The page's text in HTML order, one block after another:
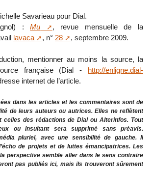
Savarieau pour Dial.
:Mu
, revue mensuelle de la
lavaca , n° 28 , septembre 2009.
mentionner au moins la source, la
française (Dial -
http://enligne.dial-
internet de l’article.
dans les articles et les commentaires sont de
de leurs auteurs ou autrices. Elles ne reflètent
celles des rédactions de Dial ou Alterinfos. Tout
ou insultant sera supprimé sans préavis.
pluriel, avec une sensibilité de gauche. Il
de projets et de luttes émancipatrices. Les
perspective semble aller dans le sens contraire
pas publiés ici, mais ils trouveront sûrement